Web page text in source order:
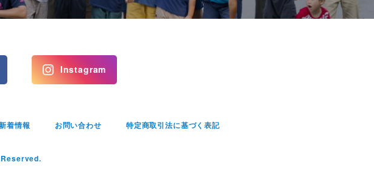
Instagram
着情報 お問い合わせ 特定商取引法に基づく表記